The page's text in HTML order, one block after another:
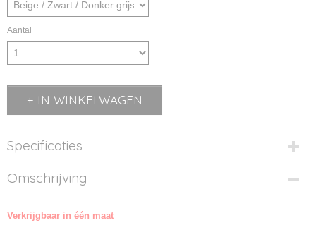
Aantal
IN WINKELWAGEN
Specificaties
Productcode
MB6506-01
MB6506
Omschrijving
Verkrijgbaar in één maat